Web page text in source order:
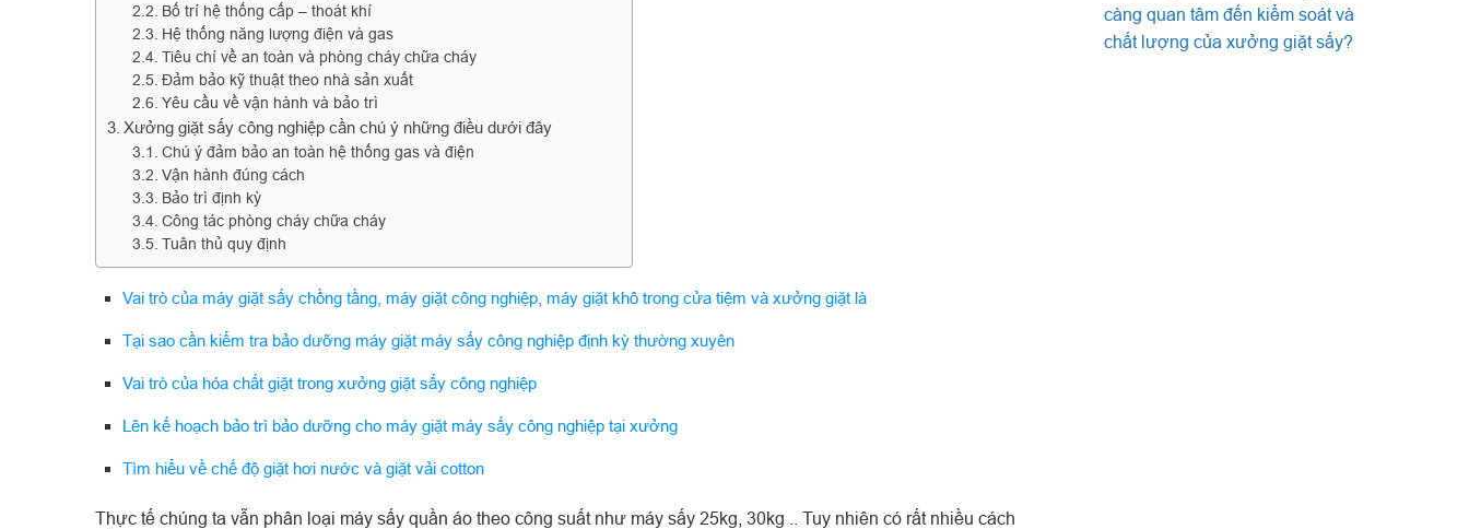
Bố trí hệ thống cấp – thoát khí
Hệ thống năng lượng điện và gas
Tiêu chí về an toàn và phòng cháy chữa cháy
Đảm bảo kỹ thuật theo nhà sản xuất
Yêu cầu về vận hành và bảo trì
Xưởng giặt sấy công nghiệp cần chú ý những điều dưới đây
Chú ý đảm bảo an toàn hệ thống gas và điện
Vận hành đúng cách
Bảo trì định kỳ
Công tác phòng cháy chữa cháy
Tuân thủ quy định
Vai trò của máy giặt sấy chồng tầng, máy giặt công nghiệp, máy giặt khô trong cửa tiệm và xưởng giặt là
Tại sao cần kiểm tra bảo dưỡng máy giặt máy sấy công nghiệp định kỳ thường xuyên
Vai trò của hóa chất giặt trong xưởng giặt sấy công nghiệp
Lên kế hoạch bảo trì bảo dưỡng cho máy giặt máy sấy công nghiệp tại xưởng
Tìm hiểu về chế độ giặt hơi nước và giặt vải cotton
Thực tế chúng ta vẫn phân loại máy sấy quần áo theo công suất như máy sấy 25kg, 30kg .. Tuy nhiên có rất nhiều cách
càng quan tâm đến kiểm soát và
chất lượng của xưởng giặt sấy?